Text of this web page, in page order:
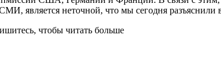
является неточной, что мы сегодня
чтобы читать больше